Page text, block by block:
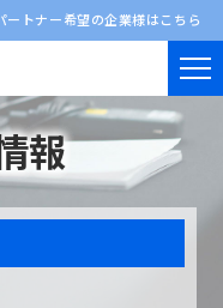
ートナー希望の企業様はこちら
報